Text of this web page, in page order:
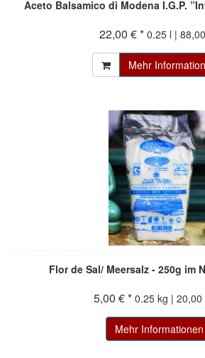
Aceto Balsamico di Modena I.G.P.
22,00 € * 0.25 l |
Mehr
Flor de Sal/ Meersalz - 250g im
5,00 € * 0.25 kg | 20,00
Mehr Informationen